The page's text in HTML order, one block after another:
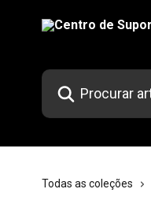
Procurar artigos...
Todas as coleções